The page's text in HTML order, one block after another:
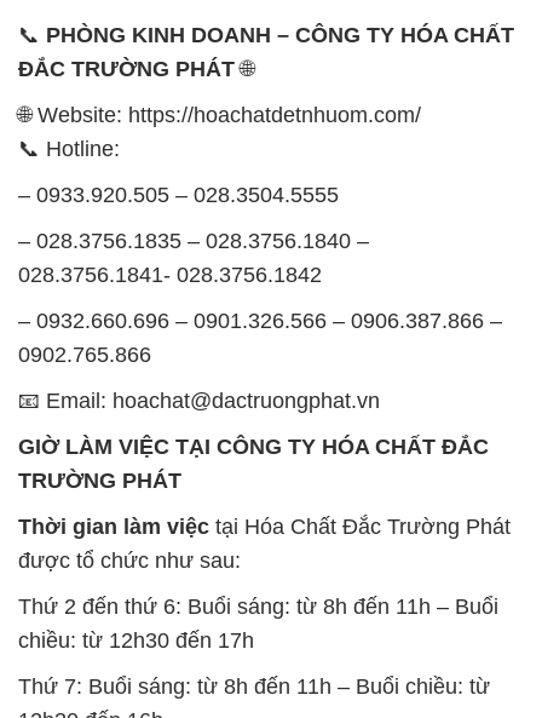
📞 PHÒNG KINH DOANH – CÔNG TY HÓA CHẤT
ĐẮC TRƯỜNG PHÁT🌐
🌐 Website: https://hoachatdetnhuom.com/
📞 Hotline:
– 0933.920.505 – 028.3504.5555
– 028.3756.1835 – 028.3756.1840 –
028.3756.1841- 028.3756.1842
– 0932.660.696 – 0901.326.566 – 0906.387.866 –
0902.765.866
📧 Email: hoachat@dactruongphat.vn
GIỜ LÀM VIỆC TẠI CÔNG TY HÓA CHẤT ĐẮC
TRƯỜNG PHÁT
Thời gian làm việc tại Hóa Chất Đắc Trường Phát
được tổ chức như sau:
Thứ 2 đến thứ 6: Buổi sáng: từ 8h đến 11h – Buổi
chiều: từ 12h30 đến 17h
Thứ 7: Buổi sáng: từ 8h đến 11h – Buổi chiều: từ